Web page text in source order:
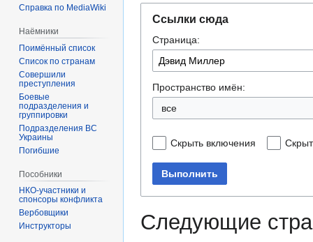
навигации
поиску
Ссылки сюда
Страница:
Пространство имён:
все
Скрыть включения
Выполнить
Следующие
Справка по MediaWiki
Наёмники
Поимённый список
Список по странам
Совершили
преступления
Боевые
подразделения и
группировки
Подразделения ВС
Украины
Погибшие
Пособники
спонсоры конфликта
‏‎Вербовщики
Инструкторы